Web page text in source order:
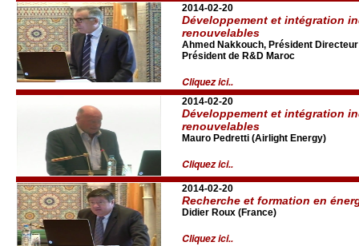
2014-02-20
Développement et intégration
renouvelables
Ahmed Nakkouch, Président
Président de R&D Maroc
Cliquez ici..
2014-02-20
Développement et intégration
renouvelables
Mauro Pedretti (Airlight Energy)
Cliquez ici..
2014-02-20
Recherche et formation en
Didier Roux (France)
Cliquez ici..